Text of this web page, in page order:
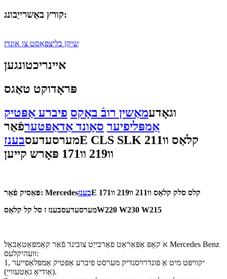
קורץ באַשרייַבונג:
שיקן בליצפּאָסט צו אונדז
איינריכטונגען
פּראָדוקט טאַגס
וגאָדעמאַשין רובֿ באָקס פיברע אַפּטיק
אַמפּליפיער סאָונד אַדאַפּטערפֿאַר
מערסעדעסבענז
E CLS SLK קלאַס וו211
וו219 וו171 פּאָרש קייען
פּאַסיק פֿאַר: Mercedesבענז
E קלס סלק קלאַס וו211 וו219 וו171
מערסעדעסבענז ז סל קל קלאַס W220 W230 W215
א קאָפּ אַפּאַראַט פאַרבייַט צובינד פֿאַר קאַמפּאַטאַבאַל Mercedes Benz
וועהיקלעס:
1, יקוויפּט מיט אַ פונדרויסנדיק מערסט פיברע אַפּטיק אַמפּלאַפייער
(אַודיאָ גאַטעווייַ).